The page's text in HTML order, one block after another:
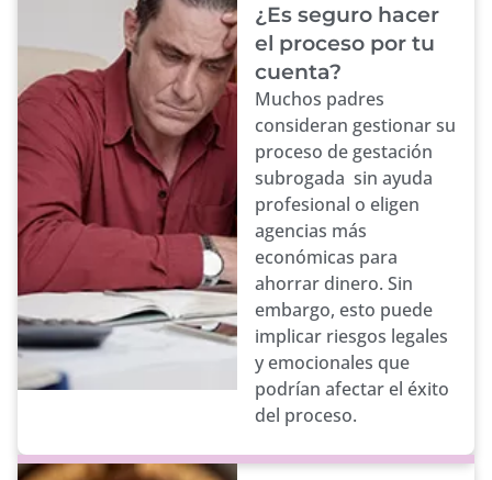
¿Es seguro hacer
el proceso por tu
cuenta?
Muchos padres
consideran gestionar su
proceso de gestación
subrogada sin ayuda
profesional o eligen
agencias más
económicas para
ahorrar dinero. Sin
embargo, esto puede
implicar riesgos legales
y emocionales que
podrían afectar el éxito
del proceso.